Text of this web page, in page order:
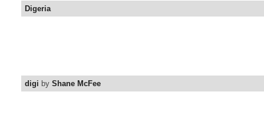
Digeria
digi by Shane McFee